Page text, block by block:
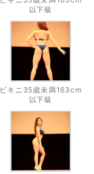
以下級
ビキニ35歳未満163cm
以下級